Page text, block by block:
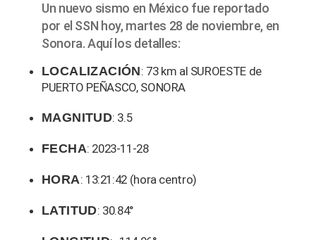
Un nuevo sismo en México fue reportado
por el SSN hoy, martes 28 de noviembre, en
Sonora. Aquí los detalles:
LOCALIZACIÓN: 73 km al SUROESTE de
PUERTO PEÑASCO, SONORA
MAGNITUD: 3.5
FECHA: 2023-11-28
HORA: 13:21:42 (hora centro)
LATITUD: 30.84°